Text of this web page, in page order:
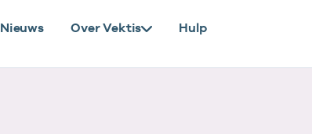
Nieuws Over Vektis Hulp